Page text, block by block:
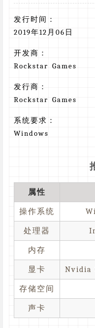
发行时间：
2019年12月06日
开发商：
Rockstar Games
发行商：
Rockstar Games
系统要求：
Windows
属性
操作系统
处理器
内存
显卡 Nvidia
存储空间
声卡